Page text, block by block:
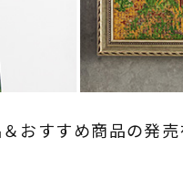
すすめ商品の発売